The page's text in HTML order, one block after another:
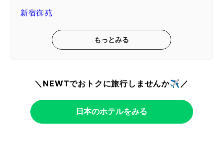
新宿御苑
もっとみる
＼NEWTでおトクに旅行しませんか✈️／
日本のホテルをみる